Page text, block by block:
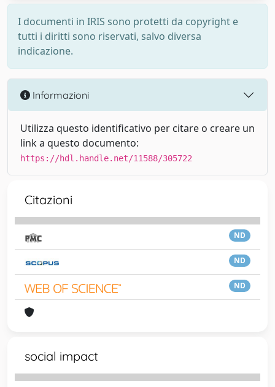
I documenti in IRIS sono protetti da copyright e
tutti i diritti sono riservati, salvo diversa
indicazione.
Informazioni
Utilizza questo identificativo per citare o creare un
link a questo documento:
https://hdl.handle.net/11588/305722
Citazioni
ND
ND
ND
social impact